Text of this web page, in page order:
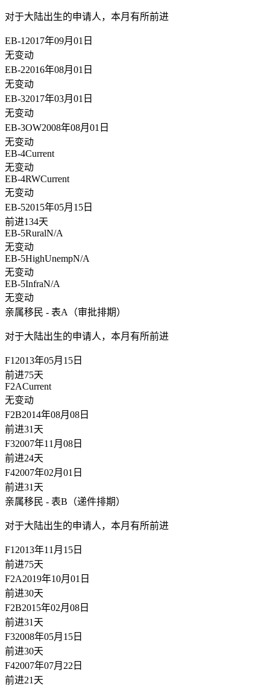
对于大陆出生的申请人， 本月有所前进
EB-1 2017年09月01日
无变动
EB-22016年08月01日
无变动
EB-32017年03月01日
无变动
EB-3OW2008年08月01日
无变动
EB-4Current
无变动
EB-4RWCurrent
无变动
EB-52015年05月15日
前进134天
EB-5RuralN/A
无变动
EB-5HighUnempN/A
无变动
EB-5InfraN/A
无变动
亲属移民 - 表A（审批排期）
对于大陆出生的申请人， 本月有所前进
F1 2013年05月15日
前进75天
F2ACurrent
无变动
F2B2014年08月08日
前进31天
F32007年11月08日
前进24天
F42007年02月01日
前进31天
亲属移民 - 表B（递件排期）
对于大陆出生的申请人， 本月有所前进
F1 2013年11月15日
前进75天
F2A2019年10月01日
前进30天
F2B2015年02月08日
前进31天
F32008年05月15日
前进30天
F42007年07月22日
前进21天